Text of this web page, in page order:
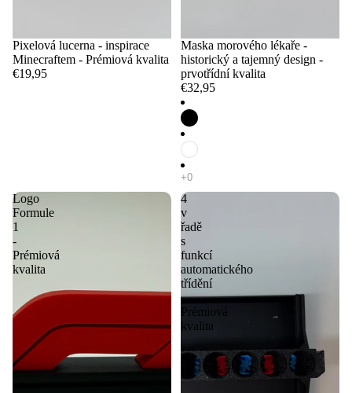
Pixelová lucerna - inspirace
Minecraftem - Prémiová kvalita
€19,95
Maska morového lékaře -
historický a tajemný design -
prvotřídní kvalita
€32,95
Logo
Formule
1
-
Prémiová
kvalita
4
v
řadě
s
funkcí
automatického
třídění
-
Prémiová
kvalita